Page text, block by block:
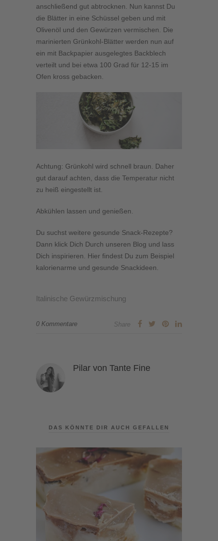
anschließend gut abtrocknen. Nun kannst Du
die Blätter in eine Schüssel geben und mit
Olivenöl und den Gewürzen vermischen. Die
marinierten Grünkohl-Blätter werden nun auf
ein mit Backpapier ausgelegtes Backblech
verteilt und bei etwa 100 Grad für 12-15 im
Ofen kross gebacken.
Achtung: Grünkohl wird schnell braun. Daher
gut darauf achten, dass die Temperatur nicht
zu heiß eingestellt ist.
Abkühlen lassen und genießen.
Du suchst weitere gesunde Snack-Rezepte?
Dann klick Dich Durch unseren Blog und lass
Dich inspirieren. Hier findest Du zum Beispiel
kalorienarme und gesunde Snackideen.
Italinische Gewürzmischung
0 Kommentare Share
Pilar von Tante Fine
DAS KÖNNTE DIR AUCH GEFALLEN